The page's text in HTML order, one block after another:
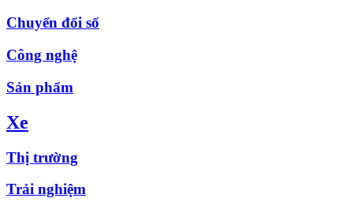
Chuyển đổi số
Công nghệ
Sản phẩm
Xe
Thị trường
Trải nghiệm